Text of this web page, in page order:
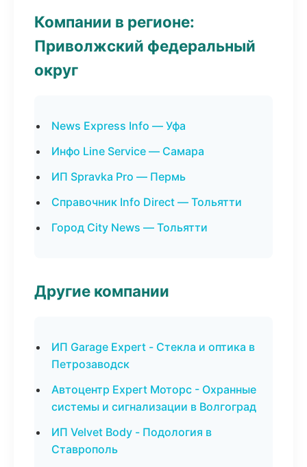
Компании в регионе:
Приволжский федеральный
округ
News Express Info — Уфа
Инфо Line Service — Самара
ИП Spravka Pro — Пермь
Справочник Info Direct — Тольятти
Город City News — Тольятти
Другие компании
ИП Garage Expert - Стекла и оптика в
Петрозаводск
Автоцентр Expert Моторс - Охранные
системы и сигнализации в Волгоград
ИП Velvet Body - Подология в
Ставрополь